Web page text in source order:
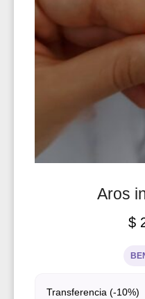
Aros
$
Transferencia (-10%)